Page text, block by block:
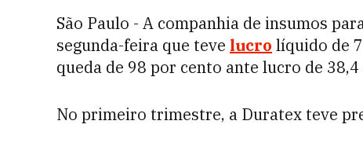
São Paulo - A companhia de insumos
segunda-feira que teve lucro líquido de
queda de 98 por cento ante lucro de
No primeiro trimestre, a Duratex teve